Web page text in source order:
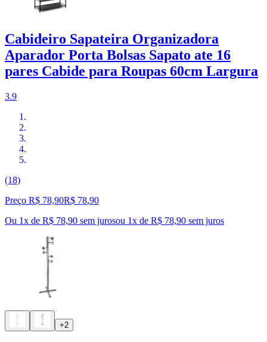
Cabideiro Sapateira Organizadora
Aparador Porta Bolsas Sapato ate 16
pares Cabide para Roupas 60cm Largura
3.9
(18)
Preço R$ 78,90R$ 78,90
Ou 1x de R$ 78,90 sem jurosou 1x de R$ 78,90 sem juros
+2